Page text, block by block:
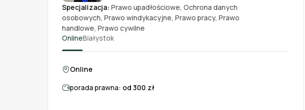
Specjalizacja: Prawo upadłościowe, Ochrona danych
osobowych, Prawo windykacyjne, Prawo pracy, Prawo
handlowe, Prawo cywilne
OnlineBiałystok
Online
porada prawna: od 300 zł